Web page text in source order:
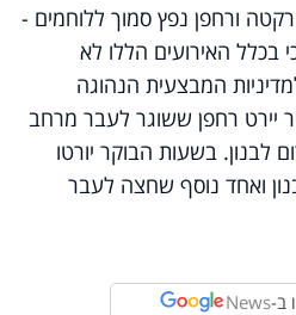
רקטה ורחפן נפץ סמוך ללוחמים -
בכלל האירועים הללו לא
המבצעית הנהוגה
יירט רחפן ששוגר לעבר מרחב
לבנון. בשעות הבוקר יורטו
ואחד נוסף שחצה לעבר
ב-News